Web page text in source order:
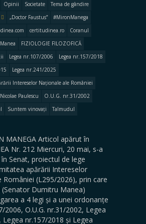
Opinii Societate
Tema de gândire
„Doctor Faustus”
#MironManega
certitudinea.ro
Coranul
FIZIOLOGIE FILOZOFICĂ
Legea nr.107/2006
Legea nr.157/2018
Legea nr.241/2025
Intereselor Naționale ale României
Nicolae Paulescu
O.U.G. nr.31/2002
Suntem vinovați
Talmudul
MANEGA Articol apărut în
Nr. 212 Miercuri, 20 mai, s-a
Senat, proiectul de lege
apărării Intereselor
României (L295/2026), prin care
Dumitru Manea)
a 4 legi și a unei ordonanțe
2006, O.U.G. nr.31/2002, Legea
Legea nr.157/2018 și Legea